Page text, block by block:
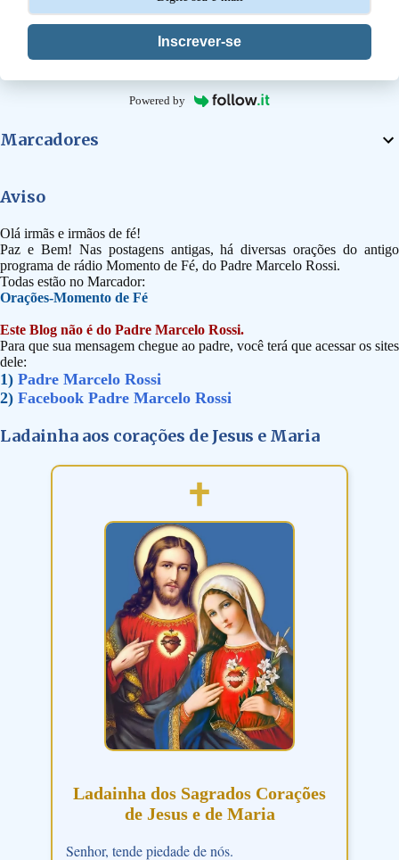
Inscrever-se
Powered by
Marcadores
Aviso
Olá irmãs e irmãos de fé!
Paz e Bem! Nas postagens antigas, há diversas orações do antigo
programa de rádio Momento de Fé, do Padre Marcelo Rossi.
Todas estão no Marcador:
Orações-Momento de Fé
Este Blog não é do Padre Marcelo Rossi.
Para que sua mensagem chegue ao padre, você terá que acessar os sites
dele:
1) Padre Marcelo Rossi
2) Facebook Padre Marcelo Rossi
Ladainha aos corações de Jesus e Maria
Ladainha dos Sagrados Corações
de Jesus e de Maria
Senhor, tende piedade de nós.